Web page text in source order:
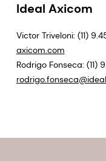
Ideal Axicom
Victor Triveloni: (11)
axicom.com
Rodrigo Fonseca: